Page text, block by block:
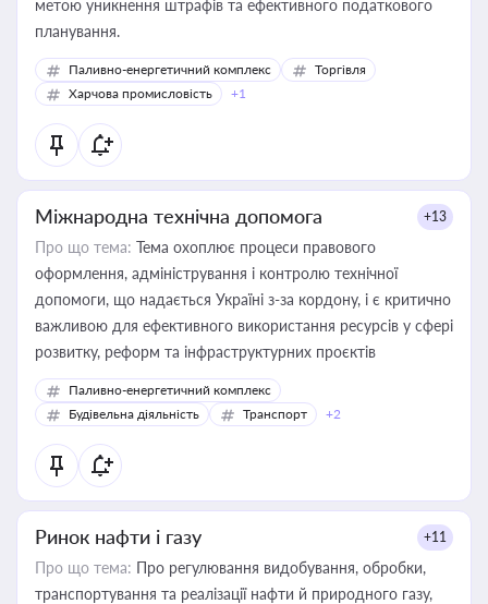
метою уникнення штрафів та ефективного податкового
планування.
Паливно-енергетичний комплекс
Торгівля
Харчова промисловість
+1
Міжнародна технічна допомога +13
Про що тема: Тема охоплює процеси правового
оформлення, адміністрування і контролю технічної
допомоги, що надається Україні з-за кордону, і є критично
важливою для ефективного використання ресурсів у сфері
розвитку, реформ та інфраструктурних проєктів
Паливно-енергетичний комплекс
Будівельна діяльність
Транспорт +2
Ринок нафти і газу +11
Про що тема: Про регулювання видобування, обробки,
транспортування та реалізації нафти й природного газу,